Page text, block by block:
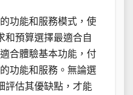
功能和服務模式，使
和預算選擇最適合自
合體驗基本功能，付
功能和服務。無論選
評估其優缺點，才能